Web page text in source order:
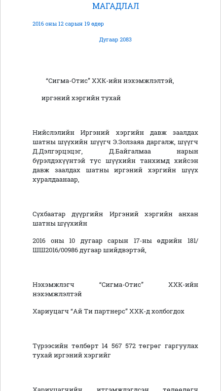
МАГАДЛАЛ
2016 оны 12 сарын 19 өдөр
Дугаар 2083
“Сигма-Отис” ХХК-ийн нэхэмжлэлтэй,
иргэний хэргийн тухай
Нийслэлийн Иргэний хэргийн давж заалдах
шатны шүүхийн шүүгч Э.Золзаяа даргалж, шүүгч
Д.Дэлгэрцэцэг, Д.Байгалмаа нарын
бүрэлдэхүүнтэй тус шүүхийн танхимд хийсэн
давж заалдах шатны иргэний хэргийн шүүх
хуралдаанаар,
Сүхбаатар дүүргийн Иргэний хэргийн анхан
шатны шүүхийн
2016 оны 10 дугаар сарын 17-ны өдрийн 181/
ШШ2016/00986 дугаар шийдвэртэй,
Нэхэмжлэгч “Сигма-Отис” ХХК-ийн
нэхэмжлэлтэй
Хариуцагч “Ай Ти партнерс” ХХК-д холбогдох
Түрээсийн төлбөрт 14 567 572 төгрөг гаргуулах
тухай иргэний хэргийг